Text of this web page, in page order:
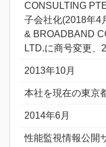
CONSULTING
子会社化(2018年4
& BROADBAND
LTD.に商号変更、
2013年10月
本社を現在の東京
2014年6月
性能監視情報公開